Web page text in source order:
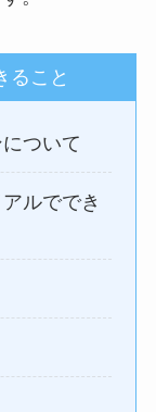
ること
ついて
ルででき